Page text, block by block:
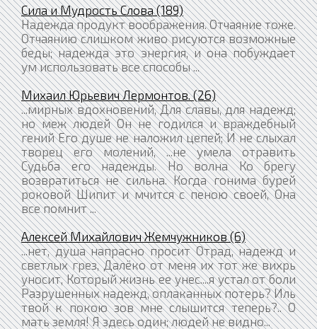
Сила и Мудрость Слова (189)
Надежда продукт воображения. Отчаяние тоже.
Отчаянию слишком живо рисуются возможные
беды; надежда это энергия, и она побуждает
ум использовать все способы ...
Михаил Юрьевич Лермонтов. (26)
...мирных вдохновений, Для славы, для надежд;
но меж людей Он не годился и враждебный
гений Его душе не наложил цепей; И не слыхал
творец его молений, ...не умела отравить
Судьба его надежды. Но волна Ко брегу
возвратиться не сильна. Когда гонима бурей
роковой Шипит и мчится с пеною своей, Она
все помнит ...
Алексей Михайлович Жемчужников (6)
...нет, душа напрасно просит Отрад, надежд и
светлых грез, Далёко от меня их тот же вихрь
уносит, Который жизнь ее унес....я устал от боли
Разрушенных надежд, оплаканных потерь? Иль
твой к покою зов мне слышится теперь?.. О
мать земля! Я здесь один; людей не видно...